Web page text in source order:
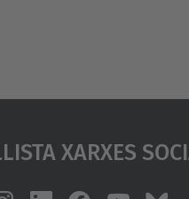
Xarxes